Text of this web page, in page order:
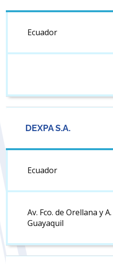
Ecuador
DEXPA S.A.
Ecuador
Av. Fco. de Orellana y
Guayaquil